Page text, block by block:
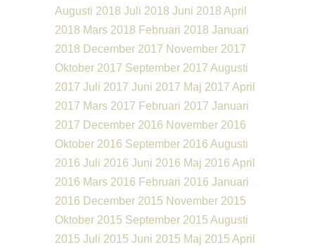
Augusti 2018 Juli 2018 Juni 2018 April
2018 Mars 2018 Februari 2018 Januari
2018 December 2017 November 2017
Oktober 2017 September 2017 Augusti
2017 Juli 2017 Juni 2017 Maj 2017 April
2017 Mars 2017 Februari 2017 Januari
2017 December 2016 November 2016
Oktober 2016 September 2016 Augusti
2016 Juli 2016 Juni 2016 Maj 2016 April
2016 Mars 2016 Februari 2016 Januari
2016 December 2015 November 2015
Oktober 2015 September 2015 Augusti
2015 Juli 2015 Juni 2015 Maj 2015 April